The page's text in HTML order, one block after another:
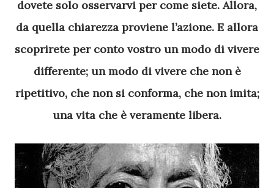
dovete solo osser­varvi per come siete. Allora,
da quella chiarezza proviene l’azione. E allora
scoprirete per conto vostro un modo di vivere
differente; un modo di vivere che non è
ripetitivo, che non si conforma, che non imita;
una vita che è veramente libera.